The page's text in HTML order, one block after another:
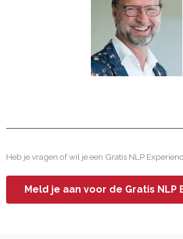
Heb je vragen of wil je een Gratis NLP
Meld je aan voor de Gratis NLP